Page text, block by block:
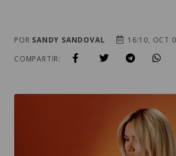
POR SANDY SANDOVAL
16:10, OCT
COMPARTIR: